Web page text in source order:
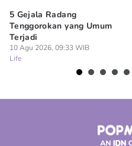
5 Gejala Radang
Tenggorokan yang Umum
Terjadi
10 Agu 2026, 09:33 WIB
Life